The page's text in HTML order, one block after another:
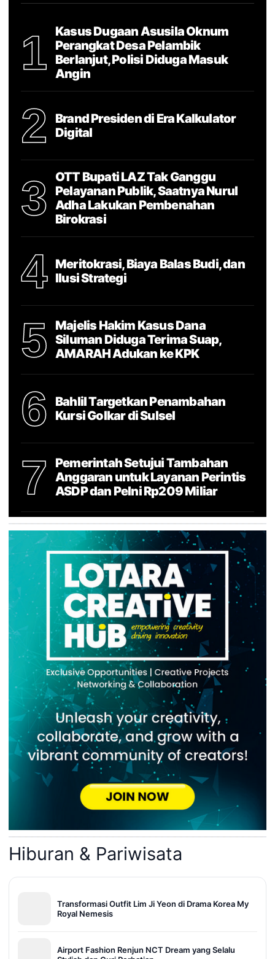
1
Kasus Dugaan Asusila Oknum
Perangkat Desa Pelambik
Berlanjut, Polisi Diduga Masuk
Angin
2
Brand Presiden di Era Kalkulator
Digital
3
OTT Bupati LAZ Tak Ganggu
Pelayanan Publik, Saatnya Nurul
Adha Lakukan Pembenahan
Birokrasi
4
Meritokrasi, Biaya Balas Budi, dan
Ilusi Strategi
5
Majelis Hakim Kasus Dana
Siluman Diduga Terima Suap,
AMARAH Adukan ke KPK
6
Bahlil Targetkan Penambahan
Kursi Golkar di Sulsel
7
Pemerintah Setujui Tambahan
Anggaran untuk Layanan Perintis
ASDP dan Pelni Rp209 Miliar
Hiburan & Pariwisata
Transformasi Outfit Lim Ji Yeon di Drama Korea My
Royal Nemesis
Airport Fashion Renjun NCT Dream yang Selalu